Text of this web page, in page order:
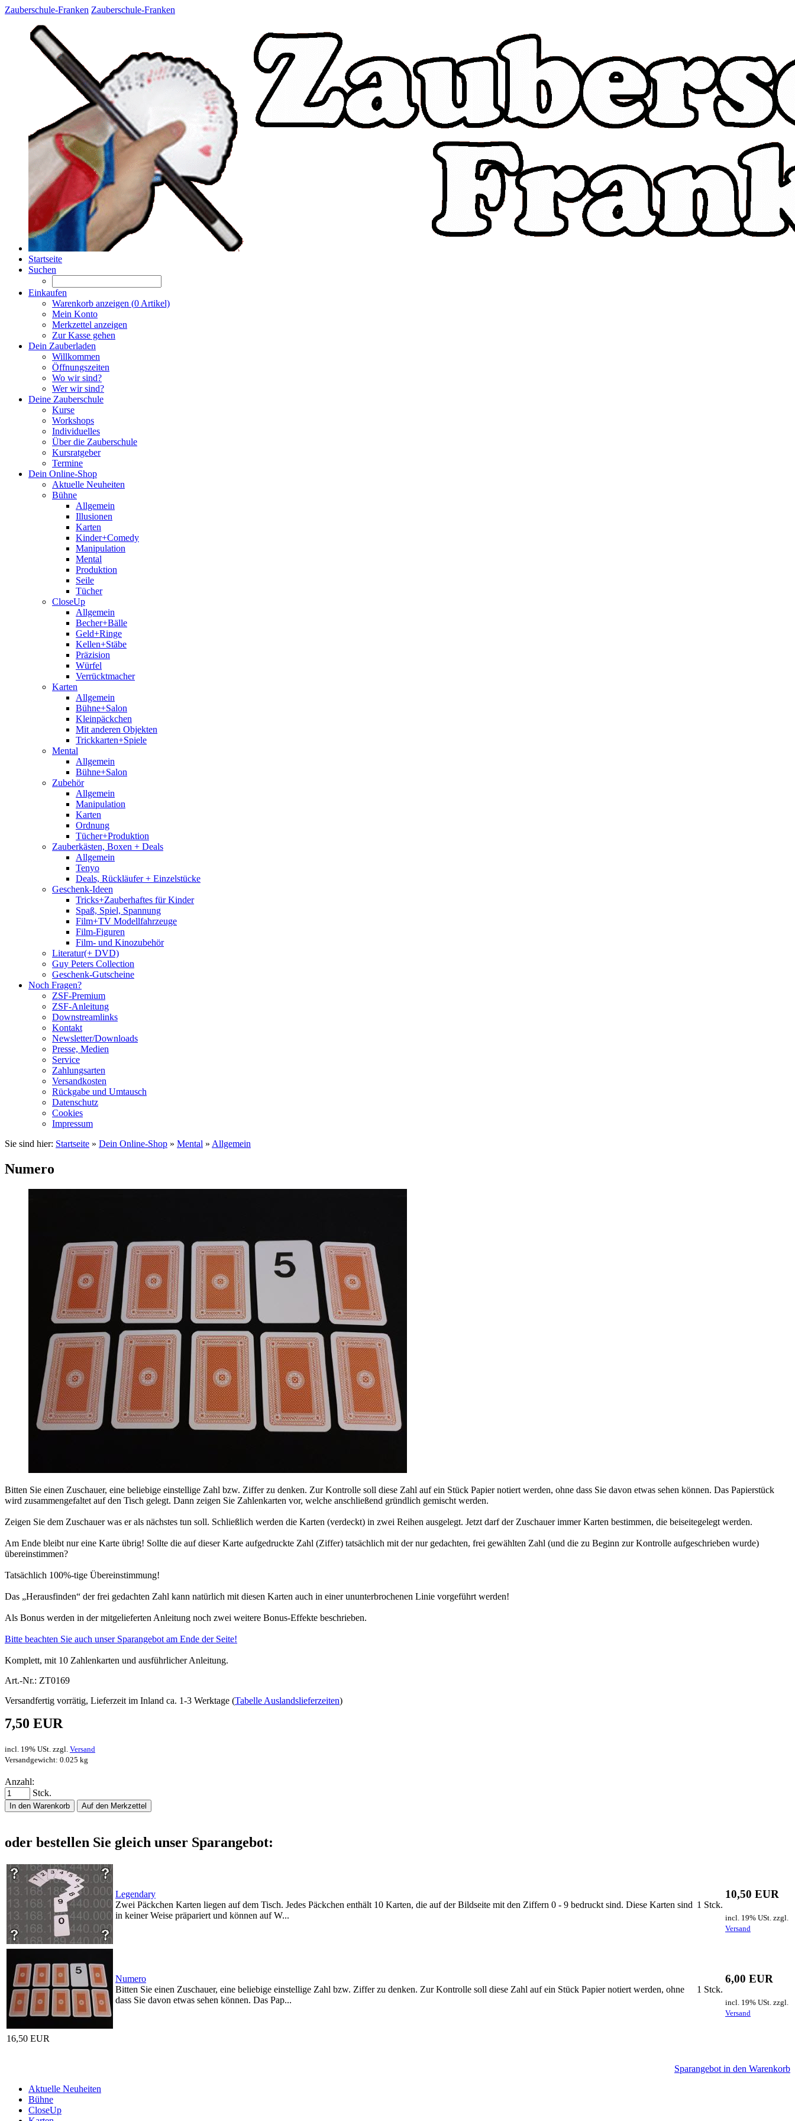
Zauberschule-Franken Zauberschule-Franken
Startseite
Suchen
Einkaufen
Warenkorb anzeigen (0 Artikel)
Mein Konto
Merkzettel anzeigen
Zur Kasse gehen
Dein Zauberladen
Willkommen
Öffnungszeiten
Wo wir sind?
Wer wir sind?
Deine Zauberschule
Kurse
Workshops
Individuelles
Über die Zauberschule
Kursratgeber
Termine
Dein Online-Shop
Aktuelle Neuheiten
Bühne
Allgemein
Illusionen
Karten
Kinder+Comedy
Manipulation
Mental
Produktion
Seile
Tücher
CloseUp
Allgemein
Becher+Bälle
Geld+Ringe
Kellen+Stäbe
Präzision
Würfel
Verrücktmacher
Karten
Allgemein
Bühne+Salon
Kleinpäckchen
Mit anderen Objekten
Trickkarten+Spiele
Mental
Allgemein
Bühne+Salon
Zubehör
Allgemein
Manipulation
Karten
Ordnung
Tücher+Produktion
Zauberkästen, Boxen + Deals
Allgemein
Tenyo
Deals, Rückläufer + Einzelstücke
Geschenk-Ideen
Tricks+Zauberhaftes für Kinder
Spaß, Spiel, Spannung
Film+TV Modellfahrzeuge
Film-Figuren
Film- und Kinozubehör
Literatur(+ DVD)
Guy Peters Collection
Geschenk-Gutscheine
Noch Fragen?
ZSF-Premium
ZSF-Anleitung
Downstreamlinks
Kontakt
Newsletter/Downloads
Presse, Medien
Service
Zahlungsarten
Versandkosten
Rückgabe und Umtausch
Datenschutz
Cookies
Impressum
Sie sind hier: Startseite » Dein Online-Shop » Mental » Allgemein
Numero
Bitten Sie einen Zuschauer, eine beliebige einstellige Zahl bzw. Ziffer zu denken. Zur Kontrolle soll diese Zahl auf ein Stück Papier notiert werden, ohne dass Sie davon etwas sehen können. Das Papierstück
wird zusammengefaltet auf den Tisch gelegt. Dann zeigen Sie Zahlenkarten vor, welche anschließend gründlich gemischt werden.
Zeigen Sie dem Zuschauer was er als nächstes tun soll. Schließlich werden die Karten (verdeckt) in zwei Reihen ausgelegt. Jetzt darf der Zuschauer immer Karten bestimmen, die beiseitegelegt werden.
Am Ende bleibt nur eine Karte übrig! Sollte die auf dieser Karte aufgedruckte Zahl (Ziffer) tatsächlich mit der nur gedachten, frei gewählten Zahl (und die zu Beginn zur Kontrolle aufgeschrieben wurde)
übereinstimmen?
Tatsächlich 100%-tige Übereinstimmung!
Das „Herausfinden“ der frei gedachten Zahl kann natürlich mit diesen Karten auch in einer ununterbrochenen Linie vorgeführt werden!
Als Bonus werden in der mitgelieferten Anleitung noch zwei weitere Bonus-Effekte beschrieben.
Bitte beachten Sie auch unser Sparangebot am Ende der Seite!
Komplett, mit 10 Zahlenkarten und ausführlicher Anleitung.
Art.-Nr.: ZT0169
Versandfertig vorrätig, Lieferzeit im Inland ca. 1-3 Werktage (Tabelle Auslandslieferzeiten)
7,50 EUR
incl. 19% USt. zzgl. Versand
Versandgewicht: 0.025 kg
Anzahl:
Stck.
In den Warenkorb Auf den Merkzettel
oder bestellen Sie gleich unser Sparangebot:
Legendary
Zwei Päckchen Karten liegen auf dem Tisch. Jedes Päckchen enthält 10 Karten, die auf der Bildseite mit den Ziffern 0 - 9 bedruckt sind. Diese Karten sind
in keiner Weise präpariert und können auf W...
1 Stck.
10,50 EUR
incl. 19% USt. zzgl.
Versand
Numero
Bitten Sie einen Zuschauer, eine beliebige einstellige Zahl bzw. Ziffer zu denken. Zur Kontrolle soll diese Zahl auf ein Stück Papier notiert werden, ohne
dass Sie davon etwas sehen können. Das Pap...
1 Stck.
6,00 EUR
incl. 19% USt. zzgl.
Versand
16,50 EUR
Sparangebot in den Warenkorb
Aktuelle Neuheiten
Bühne
CloseUp